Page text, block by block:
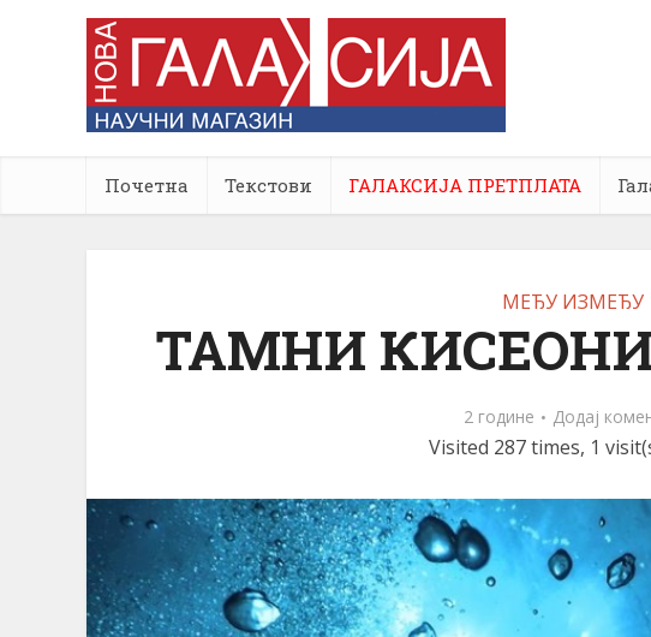
Почетна Текстови ГАЛАКСИЈА ПРЕТПЛАТА
МЕЂУ ИЗМЕЂУ
ТАМНИ
2 године Додај
Visited 287 times, 1